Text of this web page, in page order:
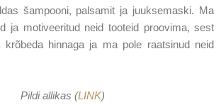
šampooni, palsamit ja juuksemaski. Ma
ja motiveeritud neid tooteid proovima, sest
hinnaga ja ma pole raatsinud neid
Pildi allikas (LINK)